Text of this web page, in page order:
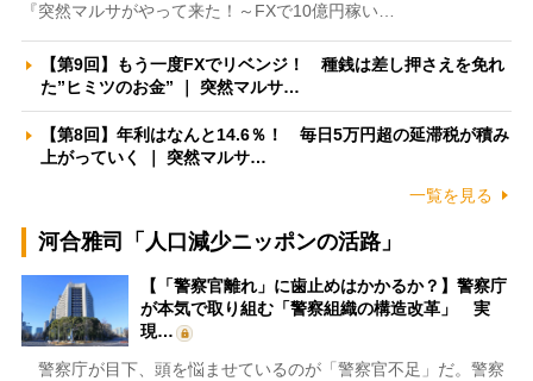
『突然マルサがやって来た！～FXで10億円稼い…
【第9回】もう一度FXでリベンジ！ 種銭は差し押さえを免れ
た”ヒミツのお金” ｜ 突然マルサ…
【第8回】年利はなんと14.6％！ 毎日5万円超の延滞税が積み
上がっていく ｜ 突然マルサ…
一覧を見る
河合雅司「人口減少ニッポンの活路」
【「警察官離れ」に歯止めはかかるか？】警察庁
が本気で取り組む「警察組織の構造改革」 実
現…
警察庁が目下、頭を悩ませているのが「警察官不足」だ。警察